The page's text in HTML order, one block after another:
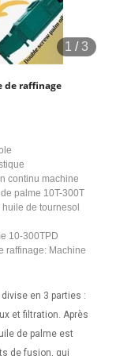
acheter en Haïti. 24
MOULIN À HUILE
ET NON
SEULE
DOIVENT ÊTRE
d’huile
conclu que le
des
fades, un aspect
adaptée à
facteurs
les
1 /3
de raffinage
continu machine
palme 10T-300T
de tournesol
10-300TPD
raffinage: Machine
en 3 parties :
et filtration. Après
de palme est
de fusion, qui